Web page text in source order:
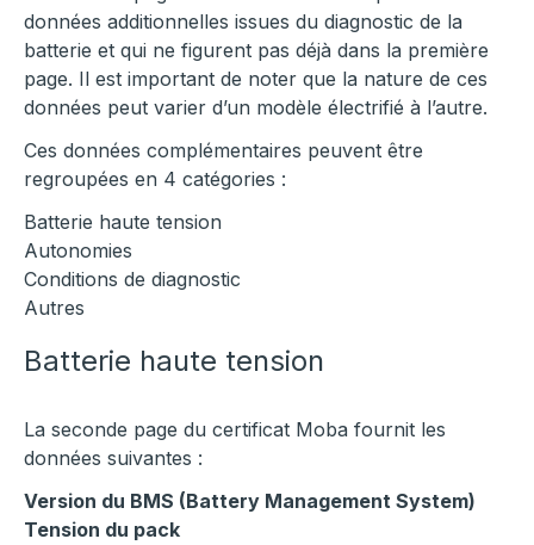
données additionnelles issues du diagnostic de la
batterie et qui ne figurent pas déjà dans la première
page. Il est important de noter que la nature de ces
données peut varier d’un modèle électrifié à l’autre.
Ces données complémentaires peuvent être
regroupées en 4 catégories :
Batterie haute tension
Autonomies
Conditions de diagnostic
Autres
Batterie haute tension
La seconde page du certificat Moba fournit les
données suivantes :
Version du BMS (Battery Management System)
Tension du pack